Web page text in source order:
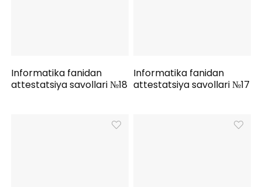
Informatika fanidan
attestatsiya savollari №18
Informatika fanidan
attestatsiya savollari №17